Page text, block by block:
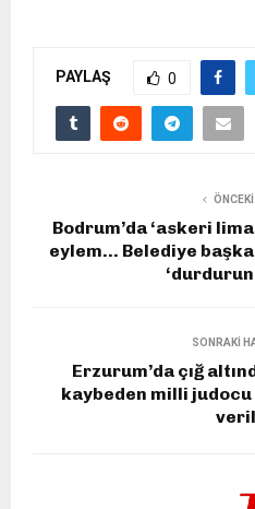
PAYLAŞ 0
Bodrum’da ‘askeri
eylem… Belediye
SONRAKI
Erzurum’da çığ
kaybeden milli judocu